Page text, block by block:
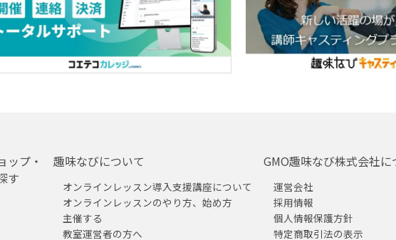
ップ・
す
趣味なびについて
オンラインレッスン導入支援講座について
オンラインレッスンのやり方、始め方
主催する
教室運営者の方へ
GMO趣味なび株式会社に
運営会社
採用情報
個人情報保護方針
特定商取引法の表示